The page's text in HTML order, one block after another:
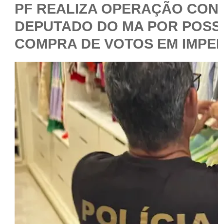
PF REALIZA OPERAÇÃO
DEPUTADO DO MA POR
COMPRA DE VOTOS EM